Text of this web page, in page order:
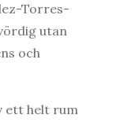
Torres-
utan
och
ett helt rum